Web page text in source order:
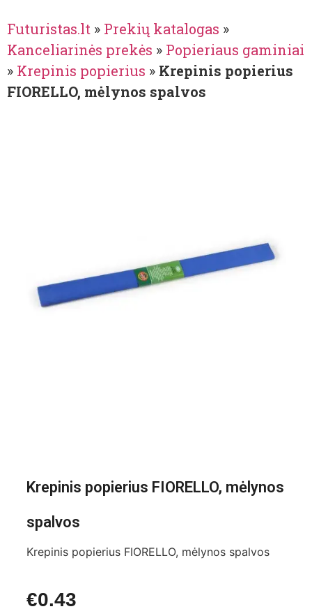
Futuristas.lt » Prekių katalogas »
Kanceliarinės prekės » Popieriaus gaminiai
» Krepinis popierius » Krepinis popierius
FIORELLO, mėlynos spalvos
Krepinis popierius FIORELLO, mėlynos
spalvos
Krepinis popierius FIORELLO, mėlynos spalvos
€0.43